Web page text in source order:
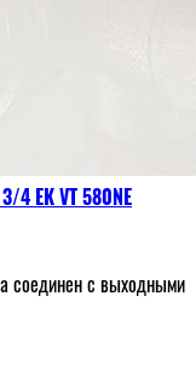
4 ЕК VT 580NE
соединен с выходными